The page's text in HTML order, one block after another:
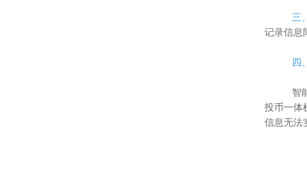
三、安
记录信息
四、
智能投
投币一体
信息无法